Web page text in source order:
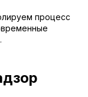
процесс